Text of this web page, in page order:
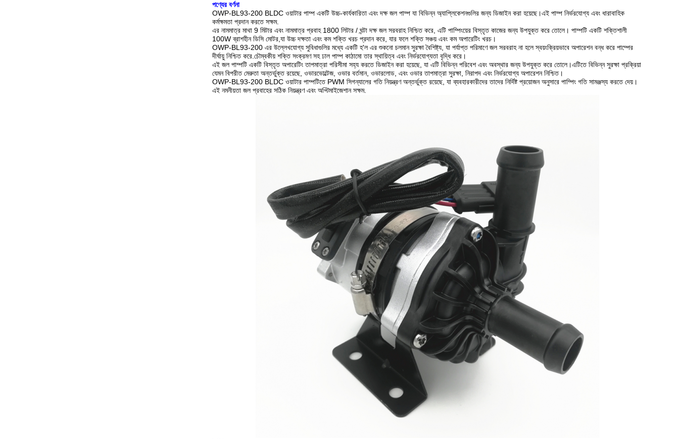
পণ্যের বর্ণনা
OWP-BL93-200 BLDC ওয়াটার পাম্প একটি উচ্চ-কার্যকারিতা এবং দক্ষ জল পাম্প যা বিভিন্ন অ্যাপ্লিকেশনগুলির জন্য ডিজাইন করা হয়েছে।এই পাম্প নির্ভরযোগ্য এবং ধারাবাহিক
কর্মক্ষমতা প্রদান করতে সক্ষম.
এর নামমাত্র মাথা 9 মিটার এবং নামমাত্র প্রবাহ 1800 লিটার / ঘন্টা দক্ষ জল সরবরাহ নিশ্চিত করে, এটি পাম্পিংয়ের বিস্তৃত কাজের জন্য উপযুক্ত করে তোলে। পাম্পটি একটি শক্তিশালী
100W ব্রাশহীন ডিসি মোটর,যা উচ্চ দক্ষতা এবং কম শক্তি খরচ প্রদান করে, যার ফলে শক্তি সঞ্চয় এবং কম অপারেটিং খরচ।
OWP-BL93-200 এর উল্লেখযোগ্য সুবিধাগুলির মধ্যে একটি হ'ল এর শুকনো চলমান সুরক্ষা বৈশিষ্ট্য, যা পর্যাপ্ত পরিমাণে জল সরবরাহ না হলে স্বয়ংক্রিয়ভাবে অপারেশন বন্ধ করে পাম্পের
দীর্ঘায়ু নিশ্চিত করে.চৌম্বকীয় শক্তি সংক্রমণ সহ ঢাল পাম্প কাঠামো তার স্থায়িত্ব এবং নির্ভরযোগ্যতা বৃদ্ধি করে।
এই জল পাম্পটি একটি বিস্তৃত অপারেটিং তাপমাত্রা পরিসীমা সহ্য করতে ডিজাইন করা হয়েছে, যা এটি বিভিন্ন পরিবেশ এবং অবস্থার জন্য উপযুক্ত করে তোলে।এটিতে বিভিন্ন সুরক্ষা প্রক্রিয়া
যেমন বিপরীত মেরুতা অন্তর্ভুক্ত রয়েছে, ওভারভোল্টেজ, ওভার বর্তমান, ওভারলোড, এবং ওভার তাপমাত্রা সুরক্ষা, নিরাপদ এবং নির্ভরযোগ্য অপারেশন নিশ্চিত।
OWP-BL93-200 BLDC ওয়াটার পাম্পটিতে PWM সিগন্যালের গতি নিয়ন্ত্রণ অন্তর্ভুক্ত রয়েছে, যা ব্যবহারকারীদের তাদের নির্দিষ্ট প্রয়োজন অনুসারে পাম্পিং গতি সামঞ্জস্য করতে দেয়।
এই নমনীয়তা জল প্রবাহের সঠিক নিয়ন্ত্রণ এবং অপ্টিমাইজেশান সক্ষম.